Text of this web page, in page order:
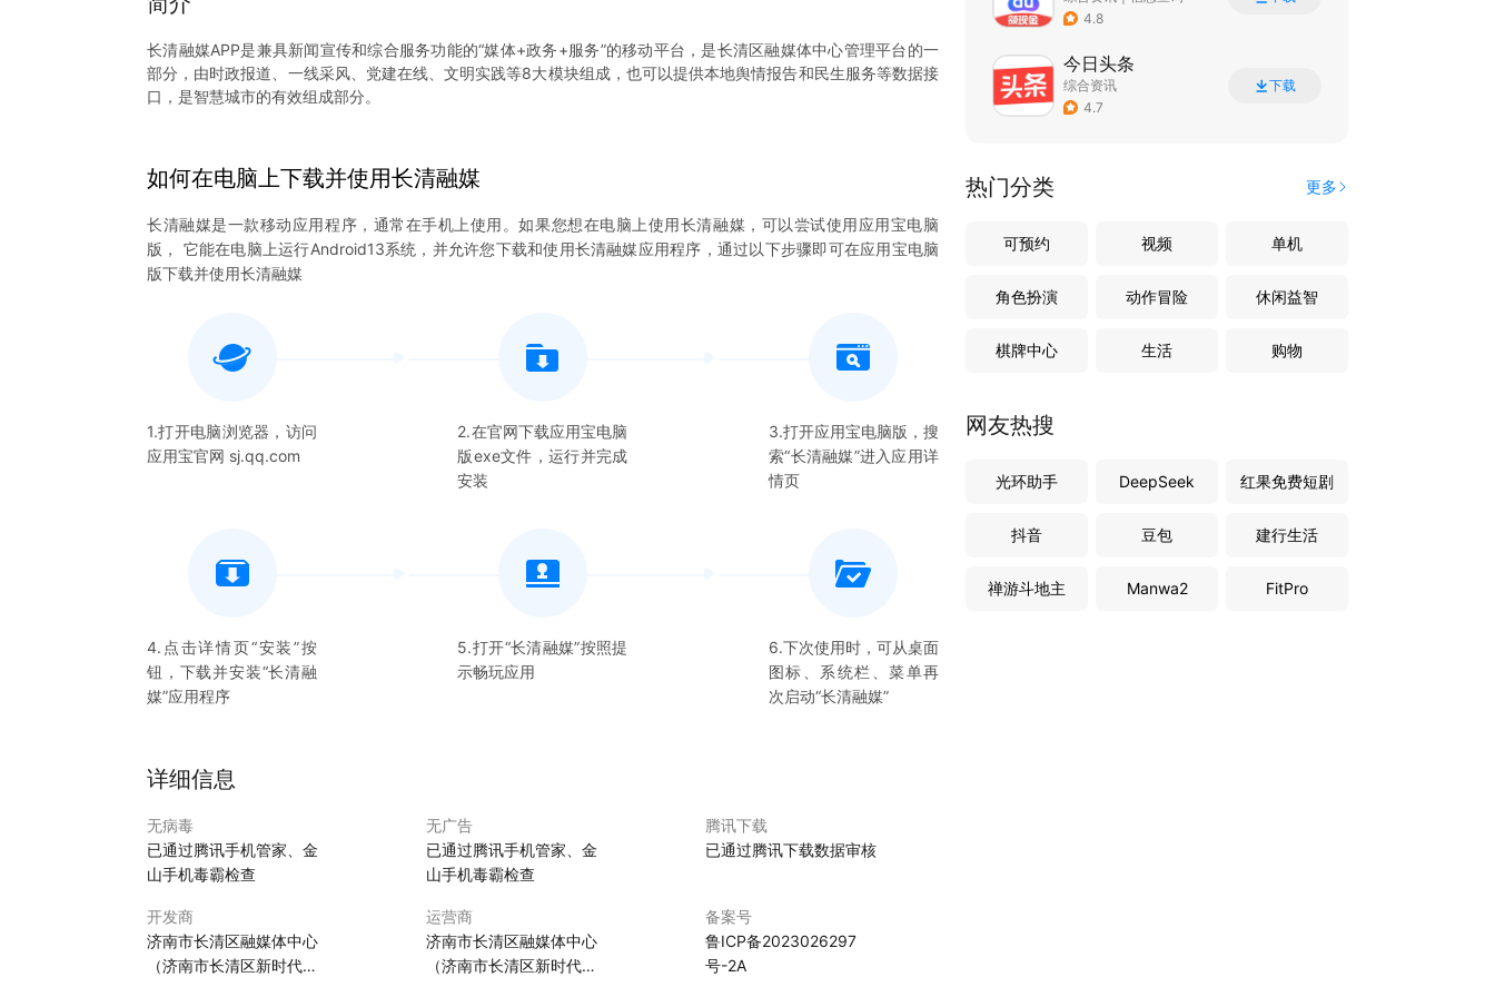
长清融媒APP是兼具新闻宣传和综合服务功能的“媒体+政务+服务”的移动平台，是长清区融媒体中心管理平台的一
部分，由时政报道、一线采风、党建在线、文明实践等8大模块组成，也可以提供本地舆情报告和民生服务等数据接
口，是智慧城市的有效组成部分。
如何在电脑上下载并使用长清融媒
长清融媒是一款移动应用程序，通常在手机上使用。如果您想在电脑上使用长清融媒 ，可以尝试使用应用宝电脑
版， 它能在电脑上运行Android13系统，并允许您下载和使用长清融媒应用程序，通过以下步骤即可在应用宝电脑
版下载并使用长清融媒
1.打开电脑浏览器，访问
应用宝官网 sj.qq.com
2.在官网下载应用宝电脑
版exe文件，运行并完成
安装
3.打开应用宝电脑版，搜
索“长清融媒”进入应用详
情页
4.点击详情页“安装”按
钮，下载并安装“长清融
媒”应用程序
5.打开“长清融媒”按照提
示畅玩应用
6.下次使用时，可从桌面
图标、系统栏、菜单再
次启动“长清融媒”
详细信息
无病毒
已通过腾讯手机管家、金
山手机毒霸检查
无广告
已通过腾讯手机管家、金
山手机毒霸检查
腾讯下载
已通过腾讯下载数据审核
开发商
济南市长清区融媒体中心
（济南市长清区新时代文
运营商
济南市长清区融媒体中心
（济南市长清区新时代文
备案号
鲁ICP备2023026297
号-2A
4.8
今日头条
综合资讯
4.7
下载
热门分类 更多
可预约 视频 单机
角色扮演 动作冒险 休闲益智
棋牌中心 生活 购物
网友热搜
光环助手 DeepSeek 红果免费短剧
抖音 豆包 建行生活
禅游斗地主 Manwa2 FitPro